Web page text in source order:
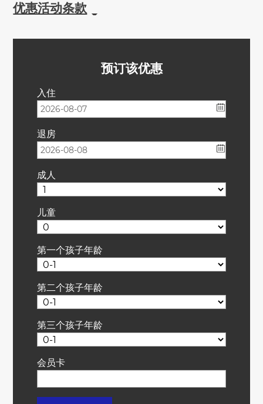
优惠活动条款
预订该优惠
入住
退房
成人
儿童
第一个孩子年龄
第二个孩子年龄
第三个孩子年龄
会员卡